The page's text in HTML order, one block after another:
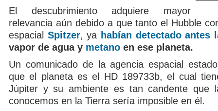
El descubrimiento adquiere mayor
relevancia aún debido a que tanto el Hubble
espacial Spitzer, ya habían detectado antes
vapor de agua y metano en ese planeta.
Un comunicado de la agencia espacial
que el planeta es el HD 189733b, el cual
Júpiter y su ambiente es tan candente que
conocemos en la Tierra sería imposible en él.